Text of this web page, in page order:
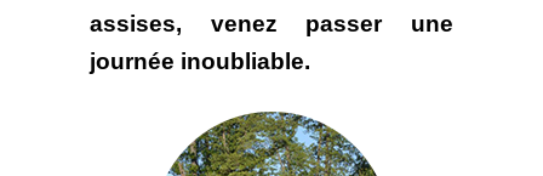
assises, venez passer une
journée inoubliable.